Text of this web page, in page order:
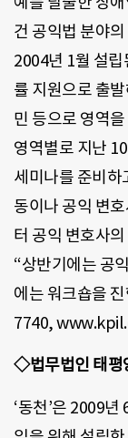
건 공익법 분야
2004년 1월 설
률 지원으로 출
민 등으로 영역
영역별로 지난
세미나를 준비하
동이나 공익 변
터 공익 변호사
“상반기에는 공
에는 워크숍을
7740,
◇법무법인 태평
‘동천’은 2009